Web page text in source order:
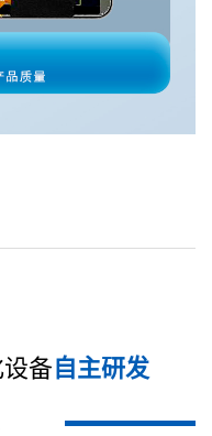
备自主研发